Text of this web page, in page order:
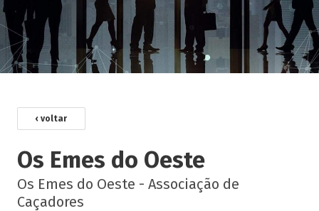
‹ voltar
Os Emes do Oeste
Os Emes do Oeste - Associação de
Caçadores